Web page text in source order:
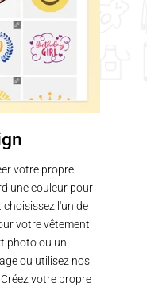
votre propre
une couleur pour
l'un de
votre vêtement
photo ou un
ou utilisez nos
votre propre